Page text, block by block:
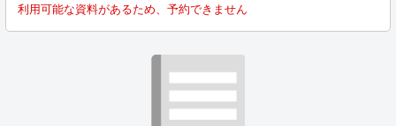
利用可能な資料があるため、予約できません